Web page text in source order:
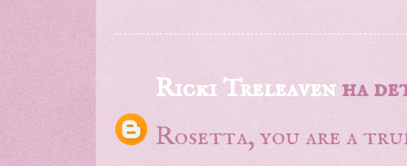
Ricki Treleavenha
Rosetta, you are a